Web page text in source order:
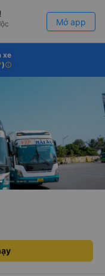
Mở app
qua
xe
)info